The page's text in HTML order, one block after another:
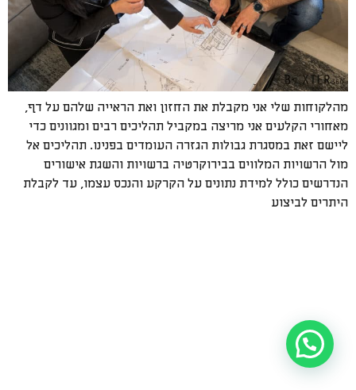
מהלקוחות שלי אני מקבלת את החזון ואת הראייה שלהם על דף,
מאחורי הקלעים אני מריצה במקביל תהליכים רבים ומגוונים כדי
ליישם זאת במסגרת גבולות הגזרה העומדים בפנינו. תהליכים אל
מול הרשויות המלווים בבירוקרטיה ברשויות והשגת אישורים
הנדרשים כולל למידת נתונים על הקרקע והנכס עצמו, עד לקבלת
היתרים לביצוע